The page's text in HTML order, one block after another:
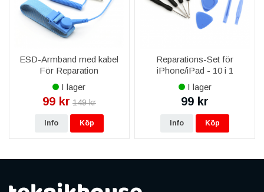
ESD-Armband med kabel
För Reparation
I lager
99 kr 149 kr
Info Köp
Reparations-Set för
iPhone/iPad - 10 i 1
I lager
99 kr
Info Köp